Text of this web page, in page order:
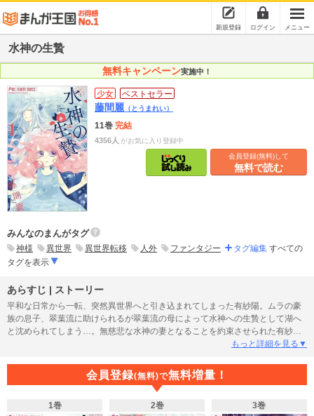
新規登録 ログイン メニュー
水神の生贄
無料キャンペーン実施中！
少女 ベストセラー
藤間麗 （とうまれい）
11巻 完結
4356人 がお気に入り登録中
会員登録(無料)して
無料で読む
みんなのまんがタグ
神様 異世界 異世界転移 人外 ファンタジー タグ編集 すべての
タグを表示
あらすじ | ストーリー
平和な日常から一転、突然異世界へと引き込まれてしまった有紗陽。ムラの豪
族の息子、翠葉流に助けられるが翠葉流の母によって水神への生贄として湖へ
と沈められてしまう…。無慈悲な水神の妻となることを約束させられた有紗陽
は…！？「こんな幼子とは愚かな」「いいだろう妻にしてやる」少女の数奇な
もっと詳細を見る▼
会員登録(無料)で無料増量！
1巻 2巻 3巻